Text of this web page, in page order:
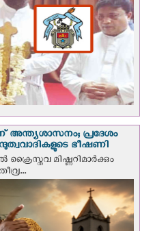
അന്ത്യശാസനം; പ്രദേശം
ഭീഷണി
മിഷ്ണറിമാർക്കും